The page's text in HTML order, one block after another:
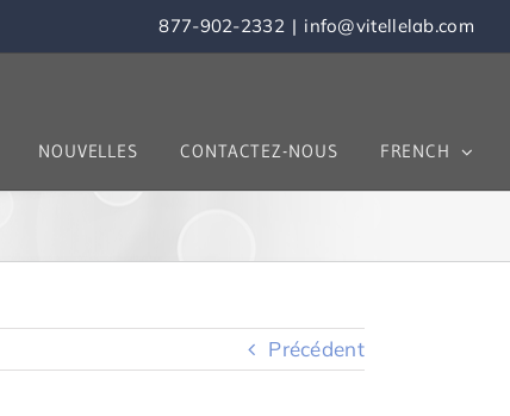
877-902-2332 | info@vitellelab.com
NOUVELLES CONTACTEZ-NOUS FRENCH
Précédent